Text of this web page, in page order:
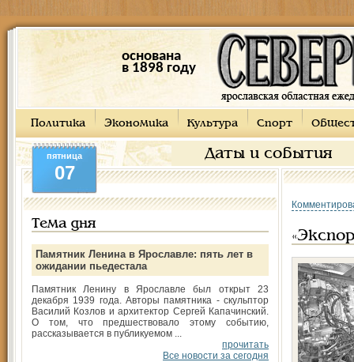
основана
в 1898 году
Политика Экономика Культура Спорт
Даты и события
пятница
07
Тема дня
Памятник Ленина в Ярославле: пять лет в
ожидании пьедестала
Памятник Ленину в Ярославле был открыт 23
декабря 1939 года. Авторы памятника - скульптор
Василий Козлов и архитектор Сергей Капачинский.
О том, что предшествовало этому событию,
рассказывается в публикуемом ...
прочитать
Все новости за сегодня